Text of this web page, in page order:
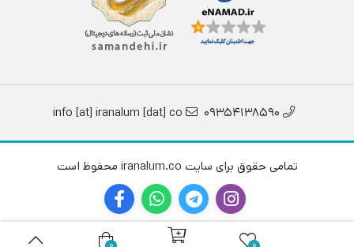
09354138590
info [at] iranalum [dat] co
تمامی حقوق برای سایت iranalum.co محفوظ است